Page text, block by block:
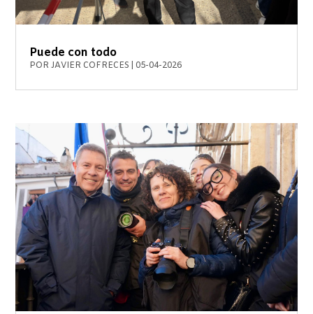
Puede con todo
PORJAVIER COFRECES 05-04-2026